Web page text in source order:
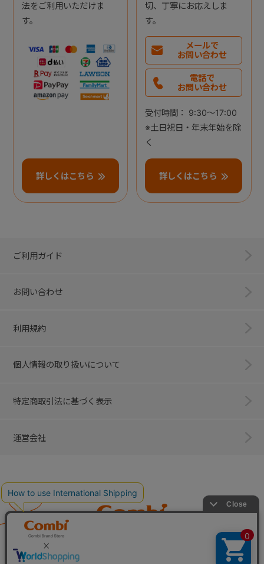
法をご利用いただけま
す。
詳しくはこちら
切、丁寧にお応えしま
す。
メールで
お問い合わせ
電話で
お問い合わせ
受付時間： 9:30～17:00
※土日祝日・年末年始を除
く
詳しくはこちら
ご利用ガイド
お問い合わせ
利用規約
個人情報の取り扱いについて
特定商取引法に基づく表示
運営会社
Combi
ベビー用品のコンビ株式会社